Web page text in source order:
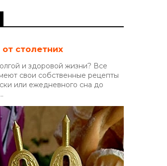
столетних
и здоровой жизни? Все
свои собственные рецепты
или ежедневного сна до